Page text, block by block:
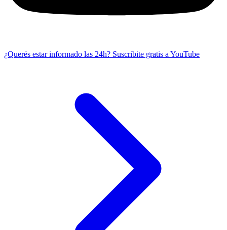
¿Querés estar informado las 24h? Suscribite gratis a YouTube